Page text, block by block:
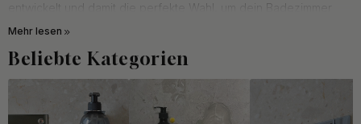
entwickelt und damit die perfekte Wahl, um dein Badezimmer
aufzuwerten, sodass es sich wie neu anfühlt.
Badaccessoires sind wichtig, um eine gut organisierte und
funktionale Atmosphäre im Badezimmer zu schaffen. Kleine
Details können einen großen Unterschied machen, sowohl beim
Mehr lesen
Beliebte Kategorien